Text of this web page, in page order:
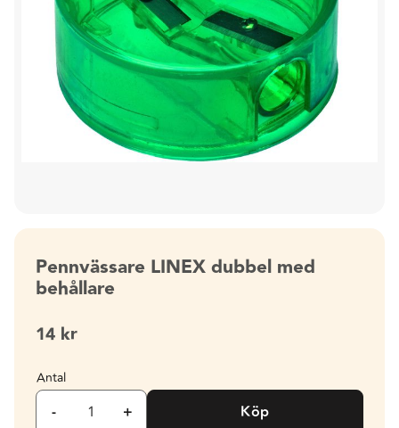
Pennvässare LINEX dubbel med
behållare
14 kr
Antal
+
- Köp